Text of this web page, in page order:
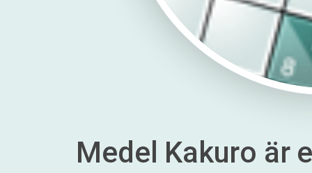
Medel Kakuro är